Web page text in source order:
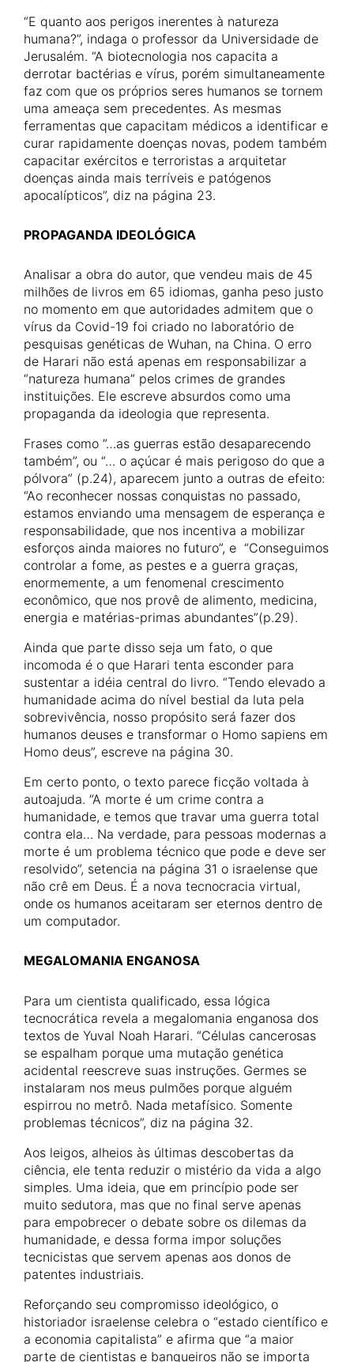
“E quanto aos perigos inerentes à natureza
humana?”, indaga o professor da Universidade de
Jerusalém. “A biotecnologia nos capacita a
derrotar bactérias e vírus, porém simultaneamente
faz com que os próprios seres humanos se tornem
uma ameaça sem precedentes. As mesmas
ferramentas que capacitam médicos a identificar e
curar rapidamente doenças novas, podem também
capacitar exércitos e terroristas a arquitetar
doenças ainda mais terríveis e patógenos
apocalípticos”, diz na página 23.
PROPAGANDA IDEOLÓGICA
Analisar a obra do autor, que vendeu mais de 45
milhões de livros em 65 idiomas, ganha peso justo
no momento em que autoridades admitem que o
vírus da Covid-19 foi criado no laboratório de
pesquisas genéticas de Wuhan, na China. O erro
de Harari não está apenas em responsabilizar a
“natureza humana” pelos crimes de grandes
instituições. Ele escreve absurdos como uma
propaganda da ideologia que representa.
Frases como ”…as guerras estão desaparecendo
também”, ou “… o açúcar é mais perigoso do que a
pólvora” (p.24), aparecem junto a outras de efeito:
“Ao reconhecer nossas conquistas no passado,
estamos enviando uma mensagem de esperança e
responsabilidade, que nos incentiva a mobilizar
esforços ainda maiores no futuro”, e “Conseguimos
controlar a fome, as pestes e a guerra graças,
enormemente, a um fenomenal crescimento
econômico, que nos provê de alimento, medicina,
energia e matérias-primas abundantes”(p.29).
Ainda que parte disso seja um fato, o que
incomoda é o que Harari tenta esconder para
sustentar a idéia central do livro. “Tendo elevado a
humanidade acima do nível bestial da luta pela
sobrevivência, nosso propósito será fazer dos
humanos deuses e transformar o Homo sapiens em
Homo deus”, escreve na página 30.
Em certo ponto, o texto parece ficção voltada à
autoajuda. “A morte é um crime contra a
humanidade, e temos que travar uma guerra total
contra ela… Na verdade, para pessoas modernas a
morte é um problema técnico que pode e deve ser
resolvido”, setencia na página 31 o israelense que
não crê em Deus. É a nova tecnocracia virtual,
onde os humanos aceitaram ser eternos dentro de
um computador.
MEGALOMANIA ENGANOSA
Para um cientista qualificado, essa lógica
tecnocrática revela a megalomania enganosa dos
textos de Yuval Noah Harari. “Células cancerosas
se espalham porque uma mutação genética
acidental reescreve suas instruções. Germes se
instalaram nos meus pulmões porque alguém
espirrou no metrô. Nada metafísico. Somente
problemas técnicos”, diz na página 32.
Aos leigos, alheios às últimas descobertas da
ciência, ele tenta reduzir o mistério da vida a algo
simples. Uma ideia, que em princípio pode ser
muito sedutora, mas que no final serve apenas
para empobrecer o debate sobre os dilemas da
humanidade, e dessa forma impor soluções
tecnicistas que servem apenas aos donos de
patentes industriais.
Reforçando seu compromisso ideológico, o
historiador israelense celebra o “estado científico e
a economia capitalista” e afirma que “a maior
parte de cientistas e banqueiros não se importa